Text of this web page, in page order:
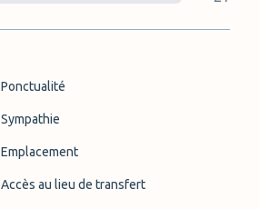
Ponctualité
Sympathie
Emplacement
Accès au lieu de transfert